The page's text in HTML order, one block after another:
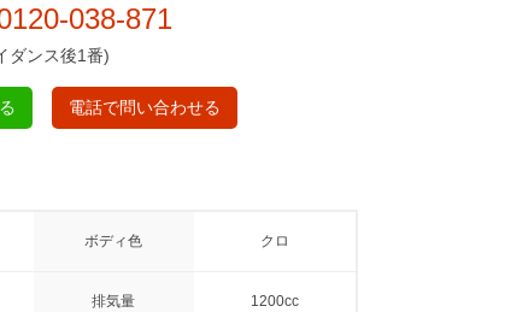
038-871
ダンス後1番)
電話で問い合わせる
ボディ色 クロ
排気量 1200cc